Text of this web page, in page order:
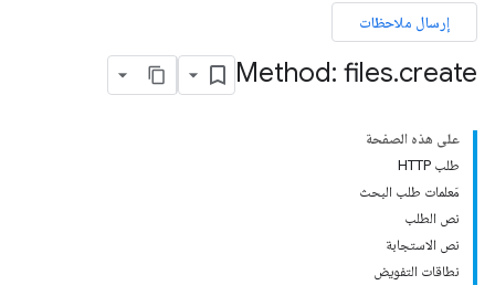
إرسال ملاحظات
Method: files.create
على هذه الصفحة
طلب HTTP
مَعلمات طلب البحث
نص الطلب
نص الاستجابة
نطاقات التفويض